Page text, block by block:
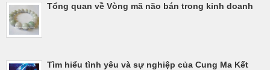
Tổng quan về Vòng mã não bán trong kinh doanh
Tìm hiểu tình yêu và sự nghiệp của Cung Ma Kết